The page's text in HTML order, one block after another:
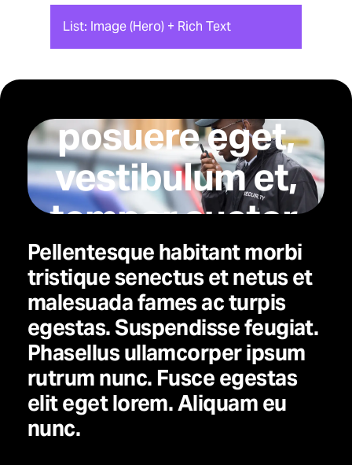
List: Image (Hero) + Rich Text
In dui magna,
posuere eget,
vestibulum et,
tempor auctor,
justo.
Pellentesque habitant morbi
tristique senectus et netus et
malesuada fames ac turpis
egestas. Suspendisse feugiat.
Phasellus ullamcorper ipsum
rutrum nunc. Fusce egestas
elit eget lorem. Aliquam eu
nunc.